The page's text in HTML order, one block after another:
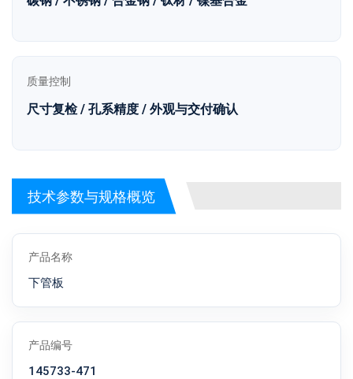
质量控制
尺寸复检 / 孔系精度 / 外观与交付确认
技术参数与规格概览
产品名称
下管板
产品编号
145733-471